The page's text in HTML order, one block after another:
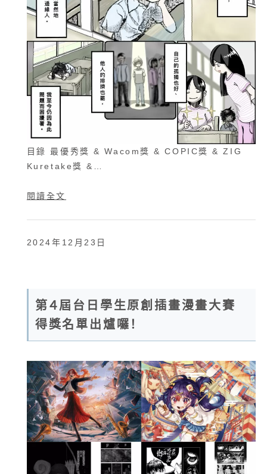
目錄 最優秀獎 & Wacom獎 & COPIC獎 & ZIG
Kuretake獎 &…
閱讀全文
2024年12月23日
第４屆台日學生原創插畫漫畫大賽
得獎名單出爐囉！